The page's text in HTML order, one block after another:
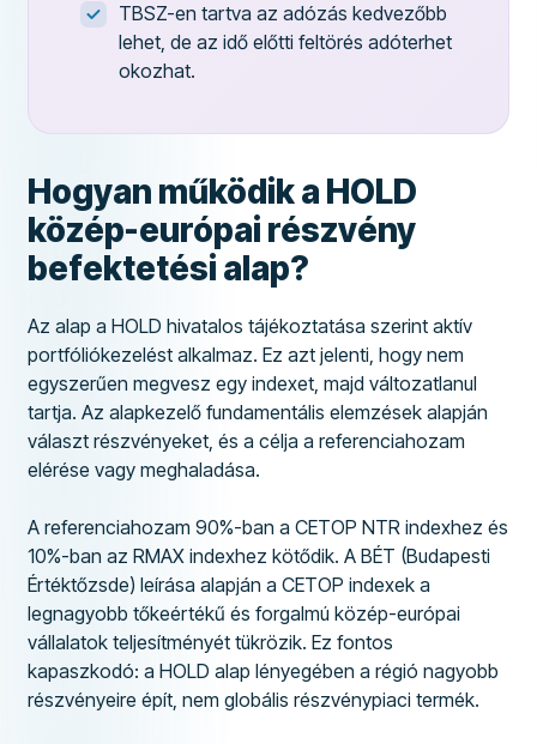
TBSZ-en tartva az adózás kedvezőbb
lehet, de az idő előtti feltörés adóterhet
okozhat.
Hogyan működik a HOLD
közép-európai részvény
befektetési alap?
Az alap a HOLD hivatalos tájékoztatása szerint aktív
portfóliókezelést alkalmaz. Ez azt jelenti, hogy nem
egyszerűen megvesz egy indexet, majd változatlanul
tartja. Az alapkezelő fundamentális elemzések alapján
választ részvényeket, és a célja a referenciahozam
elérése vagy meghaladása.
A referenciahozam 90%-ban a CETOP NTR indexhez és
10%-ban az RMAX indexhez kötődik. A BÉT (Budapesti
Értéktőzsde) leírása alapján a CETOP indexek a
legnagyobb tőkeértékű és forgalmú közép-európai
vállalatok teljesítményét tükrözik. Ez fontos
kapaszkodó: a HOLD alap lényegében a régió nagyobb
részvényeire épít, nem globális részvénypiaci termék.